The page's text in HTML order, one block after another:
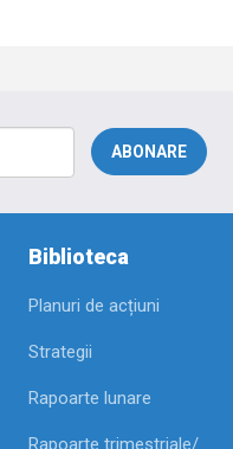
Biblioteca
Planuri de acțiuni
Strategii
Rapoarte lunare
Rapoarte trimestriale/